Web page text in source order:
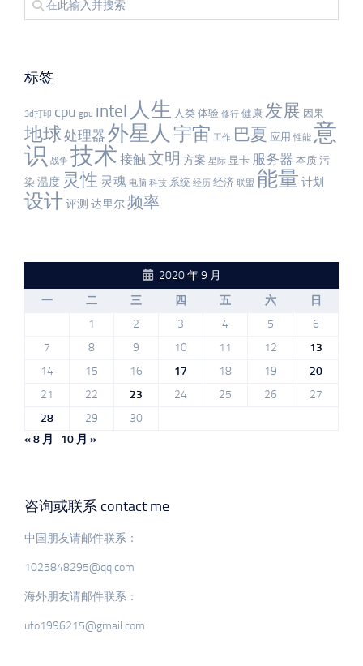
标签
3d打印 cpu gpu intel 人生 人类 体验 修行 健康 发展 因果
地球 处理器 外星人 宇宙 工作 巴夏 应用 性能 意
识 战争 技术 接触文明 方案 星际 显卡 服务器 本质 污
染 温度 灵性 灵魂 电脑 科技 系统 经历 经济 联盟 能量 计划
设计评测 达里尔频率
2020 年 9 月
一
二 三 四 五 六
日
1
2 3 4 5
6
7
8 9 10 11 12
13
14
15 16 17 18 19
20
21
22 23 24 25 26
27
28
29
30
« 8 月
10 月 »
咨询或联系 contact me
中国朋友请邮件联系：
1025848295@qq.com
海外朋友请邮件联系：
ufo1996215@gmail.com